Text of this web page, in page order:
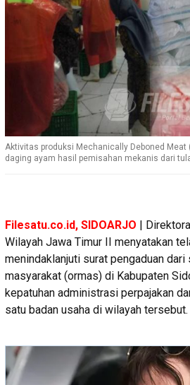
Aktivitas produksi Mechanically Deboned Meat
daging ayam hasil pemisahan mekanis dari
Filesatu.co.id, SIDOARJO |
Wilayah Jawa Timur II menyatakan
menindaklanjuti surat pengaduan
masyarakat (ormas) di Kabupaten
kepatuhan administrasi perpajakan
satu badan usaha di wilayah tersebut.